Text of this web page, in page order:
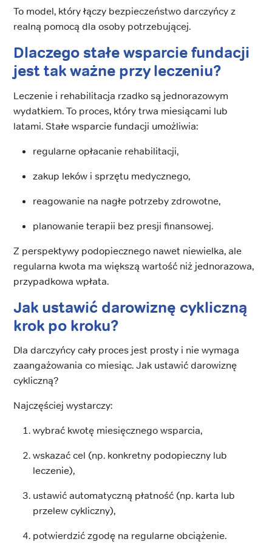
To model, który łączy bezpieczeństwo darczyńcy z
realną pomocą dla osoby potrzebującej.
Dlaczego stałe wsparcie fundacji
jest tak ważne przy leczeniu?
Leczenie i rehabilitacja rzadko są jednorazowym
wydatkiem. To proces, który trwa miesiącami lub
latami. Stałe wsparcie fundacji umożliwia:
regularne opłacanie rehabilitacji,
zakup leków i sprzętu medycznego,
reagowanie na nagłe potrzeby zdrowotne,
planowanie terapii bez presji finansowej.
Z perspektywy podopiecznego nawet niewielka, ale
regularna kwota ma większą wartość niż jednorazowa,
przypadkowa wpłata.
Jak ustawić darowiznę cykliczną
krok po kroku?
Dla darczyńcy cały proces jest prosty i nie wymaga
zaangażowania co miesiąc. Jak ustawić darowiznę
cykliczną?
Najczęściej wystarczy:
wybrać kwotę miesięcznego wsparcia,
wskazać cel (np. konkretny podopieczny lub
leczenie),
ustawić automatyczną płatność (np. karta lub
przelew cykliczny),
potwierdzić zgodę na regularne obciążenie.